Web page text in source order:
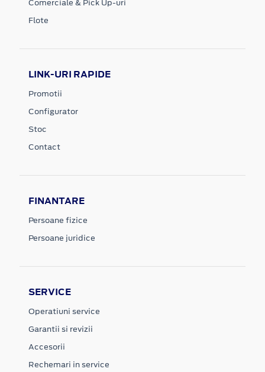
Comerciale & Pick Up-uri
Flote
LINK-URI RAPIDE
Promotii
Configurator
Stoc
Contact
FINANTARE
Persoane fizice
Persoane juridice
SERVICE
Operatiuni service
Garantii si revizii
Accesorii
Rechemari in service